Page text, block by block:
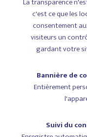
c'est ce que les
consentement
visiteurs un
gardant votre
Bannière de
Entièrement
Suivi du